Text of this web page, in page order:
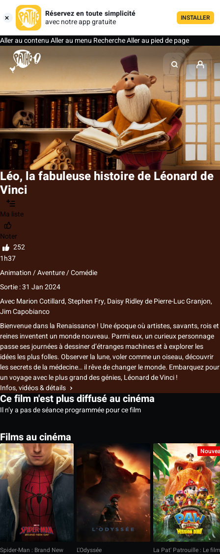
Réservez en toute simplicité
avec notre app gratuite
INSTALLER
Aller au contenuAller au menu RechercheAller au pied de page
Léo, la fabuleuse histoire de Léonard de
Vinci
Ma liste
Noter
252
1h37
Animation / Aventure / Comédie
Sortie : 31 Jan 2024
AvecMarion Cotillard, Stephen Fry, Daisy RidleydePierre-Luc Granjon,
Jim Capobianco
Bienvenue dans la Renaissance ! Une époque où artistes, savants, rois et
reines inventent un monde nouveau. Parmi eux, un curieux personnage
passe ses journées à dessiner d’étranges machines et à explorer les
idées les plus folles. Observer la lune, voler comme un oiseau, découvrir
les secrets de la médecine… il rêve de changer le monde. Embarquez pour
un voyage avec le plus grand des génies, Léonard de Vinci !
Infos, vidéos & détails
Ce film n'est plus diffusé au cinéma
Il n’y a pas de séance programmée pour ce film
Films au cinéma
Spider-Man : Brand New
L'Odyssée
La Pat' Patrouille : Le film